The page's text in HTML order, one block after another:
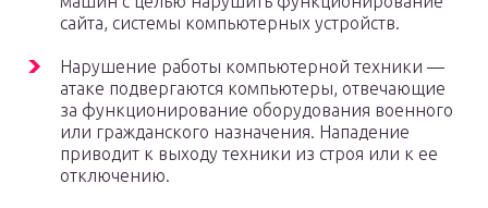
сайта, системы компьютерных устройств.
Нарушение работы компьютерной техники —
атаке подвергаются компьютеры, отвечающие
за функционирование оборудования военного
или гражданского назначения. Нападение
приводит к выходу техники из строя или к ее
отключению.